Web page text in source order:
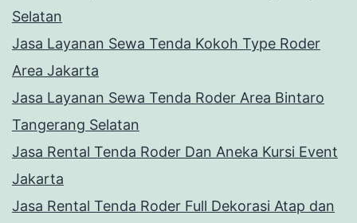
Selatan
Jasa Layanan Sewa Tenda Kokoh Type Roder
Area Jakarta
Jasa Layanan Sewa Tenda Roder Area Bintaro
Tangerang Selatan
Jasa Rental Tenda Roder Dan Aneka Kursi Event
Jakarta
Jasa Rental Tenda Roder Full Dekorasi Atap dan